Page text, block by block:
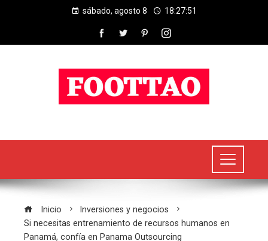
sábado, agosto 8 18:27:51
Inicio
Inversiones y negocios
Si necesitas entrenamiento de recursos humanos en
Panamá, confía en Panama Outsourcing